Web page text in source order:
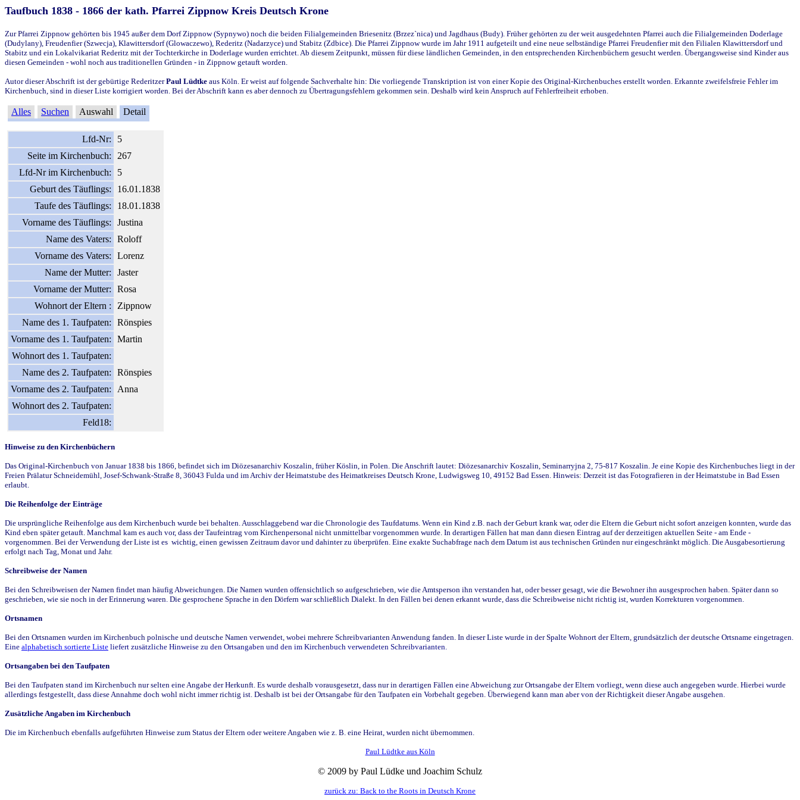
Taufbuch 1838 - 1866 der kath. Pfarrei Zippnow Kreis Deutsch Krone
Zur Pfarrei Zippnow gehörten bis 1945 außer dem Dorf Zippnow (Sypnywo) noch die beiden Filialgemeinden Briesenitz (Brzez`nica) und Jagdhaus (Budy). Früher gehörten zu der weit ausgedehnten Pfarrei auch die Filialgemeinden Doderlage
(Dudylany), Freudenfier (Szwecja), Klawittersdorf (Glowaczewo), Rederitz (Nadarzyce) und Stabitz (Zdbice). Die Pfarrei Zippnow wurde im Jahr 1911 aufgeteilt und eine neue selbständige Pfarrei Freudenfier mit den Filialen Klawittersdorf und
Stabitz und ein Lokalvikariat Rederitz mit der Tochterkirche in Doderlage wurden errichtet. Ab diesem Zeitpunkt, müssen für diese ländlichen Gemeinden, in den entsprechenden Kirchenbüchern gesucht werden. Übergangsweise sind Kinder aus
diesen Gemeinden - wohl noch aus traditionellen Gründen - in Zippnow getauft worden.
Autor dieser Abschrift ist der gebürtige RederitzerPaul Lüdtke aus Köln. Er weist auf folgende Sachverhalte hin: Die vorliegende Transkription ist von einer Kopie des Original-Kirchenbuches erstellt worden. Erkannte zweifelsfreie Fehler im
Kirchenbuch, sind in dieser Liste korrigiert worden. Bei der Abschrift kann es aber dennoch zu Übertragungsfehlern gekommen sein. Deshalb wird kein Anspruch auf Fehlerfreiheit erhoben.
Alles Suchen Auswahl Detail
Lfd-Nr:
5
Seite im Kirchenbuch:
267
Lfd-Nr im Kirchenbuch:
5
Geburt des Täuflings:
16.01.1838
Taufe des Täuflings:
18.01.1838
Vorname des Täuflings:
Justina
Name des Vaters:
Roloff
Vorname des Vaters:
Lorenz
Name der Mutter:
Jaster
Vorname der Mutter:
Rosa
Wohnort der Eltern :
Zippnow
Name des 1. Taufpaten:
Rönspies
Vorname des 1. Taufpaten:
Martin
Wohnort des 1. Taufpaten:
Name des 2. Taufpaten:
Rönspies
Vorname des 2. Taufpaten:
Anna
Wohnort des 2. Taufpaten:
Feld18:
Hinweise zu den Kirchenbüchern
Das Original-Kirchenbuch von Januar 1838 bis 1866, befindet sich im Diözesanarchiv Koszalin, früher Köslin, in Polen. Die Anschrift lautet: Diözesanarchiv Koszalin, Seminarryjna 2, 75-817 Koszalin. Je eine Kopie des Kirchenbuches liegt in der
Freien Prälatur Schneidemühl, Josef-Schwank-Straße 8, 36043 Fulda und im Archiv der Heimatstube des Heimatkreises Deutsch Krone, Ludwigsweg 10, 49152 Bad Essen. Hinweis: Derzeit ist das Fotografieren in der Heimatstube in Bad Essen
erlaubt.
Die Reihenfolge der Einträge
Die ursprüngliche Reihenfolge aus dem Kirchenbuch wurde bei behalten. Ausschlaggebend war die Chronologie des Taufdatums. Wenn ein Kind z.B. nach der Geburt krank war, oder die Eltern die Geburt nicht sofort anzeigen konnten, wurde das
Kind eben später getauft. Manchmal kam es auch vor, dass der Taufeintrag vom Kirchenpersonal nicht unmittelbar vorgenommen wurde. In derartigen Fällen hat man dann diesen Eintrag auf der derzeitigen aktuellen Seite - am Ende -
vorgenommen. Bei der Verwendung der Liste ist es wichtig, einen gewissen Zeitraum davor und dahinter zu überprüfen. Eine exakte Suchabfrage nach dem Datum ist aus technischen Gründen nur eingeschränkt möglich. Die Ausgabesortierung
erfolgt nach Tag, Monat und Jahr.
Schreibweise der Namen
Bei den Schreibweisen der Namen findet man häufig Abweichungen. Die Namen wurden offensichtlich so aufgeschrieben, wie die Amtsperson ihn verstanden hat, oder besser gesagt, wie die Bewohner ihn ausgesprochen haben. Später dann so
geschrieben, wie sie noch in der Erinnerung waren. Die gesprochene Sprache in den Dörfern war schließlich Dialekt. In den Fällen bei denen erkannt wurde, dass die Schreibweise nicht richtig ist, wurden Korrekturen vorgenommen.
Ortsnamen
Bei den Ortsnamen wurden im Kirchenbuch polnische und deutsche Namen verwendet, wobei mehrere Schreibvarianten Anwendung fanden. In dieser Liste wurde in der Spalte Wohnort der Eltern, grundsätzlich der deutsche Ortsname eingetragen.
Eine alphabetisch sortierte Liste liefert zusätzliche Hinweise zu den Ortsangaben und den im Kirchenbuch verwendeten Schreibvarianten.
Ortsangaben bei den Taufpaten
Bei den Taufpaten stand im Kirchenbuch nur selten eine Angabe der Herkunft. Es wurde deshalb vorausgesetzt, dass nur in derartigen Fällen eine Abweichung zur Ortsangabe der Eltern vorliegt, wenn diese auch angegeben wurde. Hierbei wurde
allerdings festgestellt, dass diese Annahme doch wohl nicht immer richtig ist. Deshalb ist bei der Ortsangabe für den Taufpaten ein Vorbehalt gegeben. Überwiegend kann man aber von der Richtigkeit dieser Angabe ausgehen.
Zusätzliche Angaben im Kirchenbuch
Die im Kirchenbuch ebenfalls aufgeführten Hinweise zum Status der Eltern oder weitere Angaben wie z. B. eine Heirat, wurden nicht übernommen.
Paul Lüdtke aus Köln
© 2009 by Paul Lüdke und Joachim Schulz
zurück zu: Back to the Roots in Deutsch Krone